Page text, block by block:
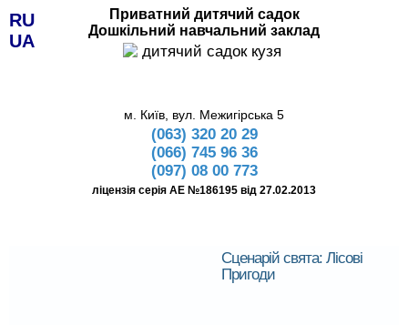
RU
UA
Приватний дитячий садок
Дошкільний навчальний заклад
м. Київ, вул. Межигірська 5
(063) 320 20 29
(066) 745 96 36
(097) 08 00 773
ліцензія серія АЕ №186195 від 27.02.2013
Сценарій свята: Лісові
Пригоди